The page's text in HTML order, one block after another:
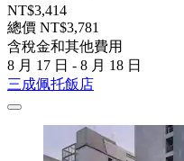
NT$3,414
總價 NT$3,781
含稅金和其他費用
8 月 17 日 - 8 月 18 日
三成佩托飯店